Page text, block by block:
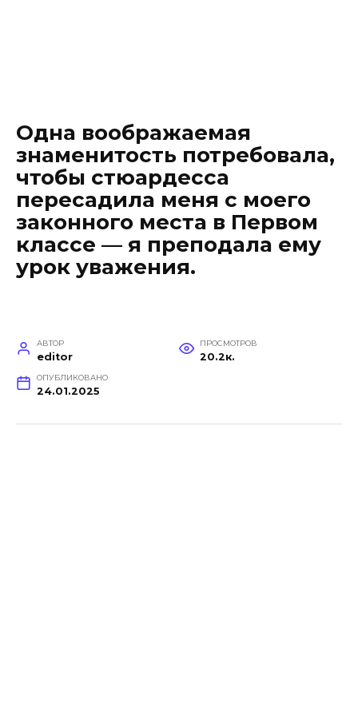
Одна воображаемая
знаменитость потребовала,
чтобы стюардесса
пересадила меня с моего
законного места в Первом
классе — я преподала ему
урок уважения.
АВТОР
editor
ПРОСМОТРОВ
20.2к.
ОПУБЛИКОВАНО
24.01.2025